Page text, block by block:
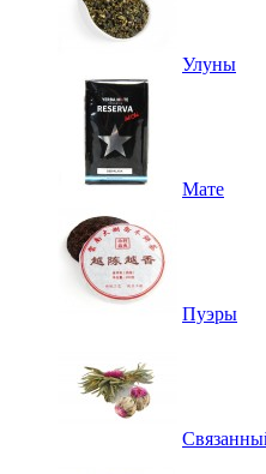
Улуны
Мате
Пуэры